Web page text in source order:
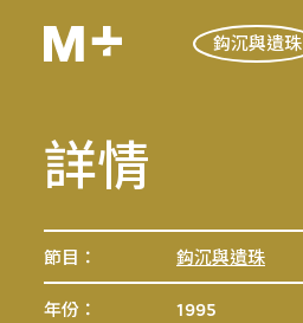
鈎沉與遺珠
詳情
節目： 鈎沉與遺珠
年份： 1995